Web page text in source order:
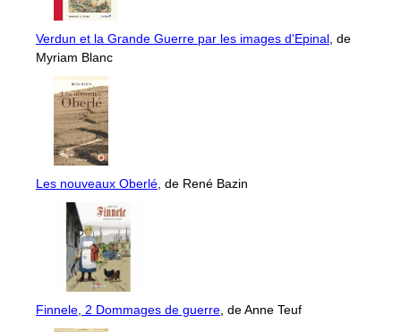
Verdun et la Grande Guerre par les images d'Epinal, de
Myriam Blanc
Les nouveaux Oberlé, de René Bazin
Finnele, 2 Dommages de guerre, de Anne Teuf